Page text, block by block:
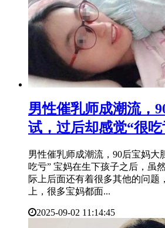
男性催乳师成潮流，
试，过后却感觉“很吃
男性催乳师成潮流，90后宝妈大
吃亏” 宝妈在生下孩子之后，虽
际上后面还有着很多其他的问题
上，很多宝妈都面...
2025-09-02 11:14:45